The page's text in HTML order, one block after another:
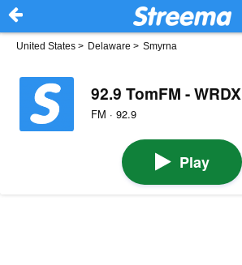
United States > Delaware > Smyrna
92.9 TomFM - WRDX
FM · 92.9
Play